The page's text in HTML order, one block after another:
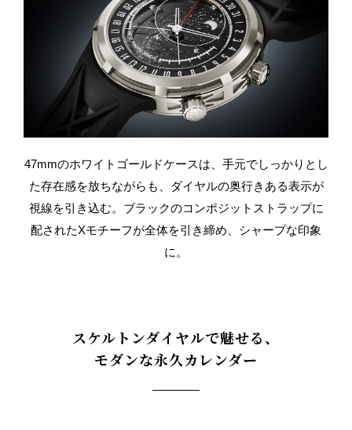
47mmのホワイトゴールドケースは、手元でしっかりとし
た存在感を放ちながらも、ダイヤルの奥行きある表示が
視線を引き込む。 ブラックのコンポジットストラップに
配されたXモチーフが全体を引き締め、シャープな印象
に。
スケルトンダイヤルで魅せる、
モダンな永久カレンダー